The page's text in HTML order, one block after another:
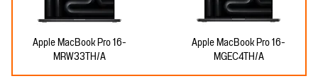
Apple MacBook Pro 16-
MRW33TH/A
Apple MacBook Pro 16-
MGEC4TH/A